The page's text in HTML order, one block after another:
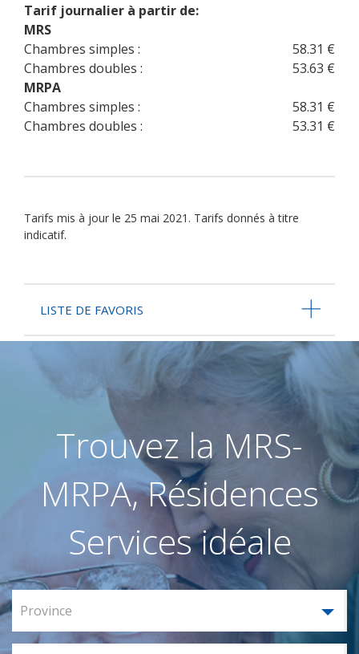
Tarif journalier à partir de:
MRS
Chambres simples :
58.31 €
Chambres doubles :
53.63 €
MRPA
Chambres simples :
58.31 €
Chambres doubles :
53.31 €
Tarifs mis à jour le 25 mai 2021. Tarifs donnés à titre
indicatif.
LISTE DE FAVORIS
Trouvez la MRS-
MRPA, Résidences
Services idéale
Province